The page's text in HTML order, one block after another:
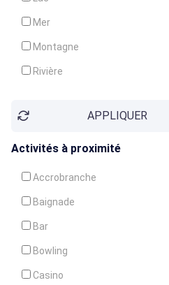
Mer
Montagne
Rivière
APPLIQUER
Activités à proximité
Accrobranche
Baignade
Bar
Bowling
Casino